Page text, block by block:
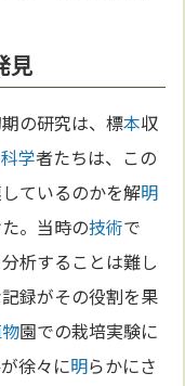
見
の研究は、標本収
科学者たちは、この
ているのかを解明
。当時の技術で
析することは難し
録がその役割を果
園での栽培実験に
徐々に明らかにさ